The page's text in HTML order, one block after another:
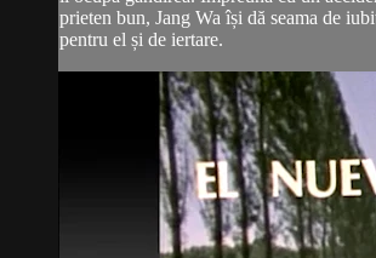
prieten bun, Jang Wa își dă seama de
pentru el și de iertare.